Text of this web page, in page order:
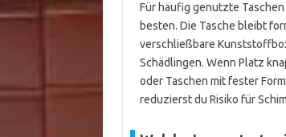
Für häufig genutzte
besten. Die Tasche bleibt
verschließbare
Schädlingen. Wenn Platz
oder Taschen mit fester
reduzierst du Risiko für